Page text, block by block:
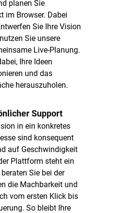
planen Sie
im Browser. Dabei
Sie Ihre Vision
Sie unsere
Live-Planung.
Ihre Ideen
und das
herauszuholen.
Support
in ein konkretes
sind konsequent
auf Geschwindigkeit
Plattform steht ein
Sie bei der
die Machbarkeit und
vom ersten Klick bis
So bleibt Ihre